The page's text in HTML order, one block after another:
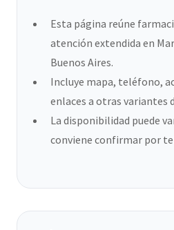
Esta página reúne
atención extendida en
Buenos Aires.
Incluye mapa, teléfono,
enlaces a otras variantes
La disponibilidad puede
conviene confirmar por